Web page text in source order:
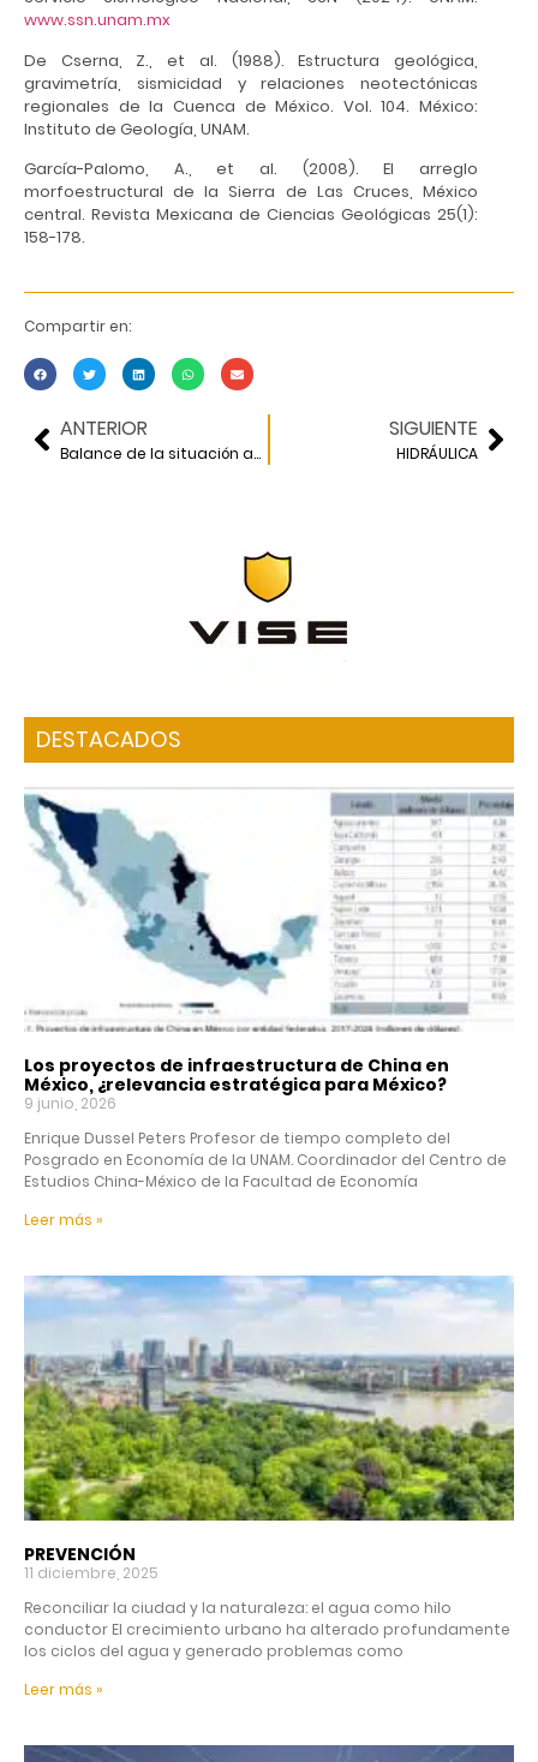
www.ssn.unam.mx
De Cserna, Z., et al. (1988). Estructura geológica,
gravimetría, sismicidad y relaciones neotectónicas
regionales de la Cuenca de México. Vol. 104. México:
Instituto de Geología, UNAM.
García-Palomo, A., et al. (2008). El arreglo
morfoestructural de la Sierra de Las Cruces, México
central. Revista Mexicana de Ciencias Geológicas 25(1):
158-178.
Compartir en:
ANTERIOR
Balance de la situación actual y perspectivas de las inversiones privadas en carreteras
SIGUIENTE
HIDRÁULICA
DESTACADOS
Los proyectos de infraestructura de China en
México, ¿relevancia estratégica para México?
9 junio, 2026
Enrique Dussel Peters Profesor de tiempo completo del
Posgrado en Economía de la UNAM. Coordinador del Centro de
Estudios China-México de la Facultad de Economía
Leer más »
PREVENCIÓN
11 diciembre, 2025
Reconciliar la ciudad y la naturaleza: el agua como hilo
conductor El crecimiento urbano ha alterado profundamente
los ciclos del agua y generado problemas como
Leer más »